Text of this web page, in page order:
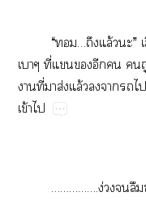
“​…​ล้
​ี่​
​ี่​​ส่​ล้
ข้​
…………….ง่